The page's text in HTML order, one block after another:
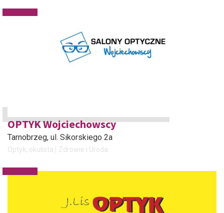
OPTYK Wojciechowscy
Tarnobrzeg, ul. Sikorskiego 2a
Optyk, okulista Zdrowie i Uroda